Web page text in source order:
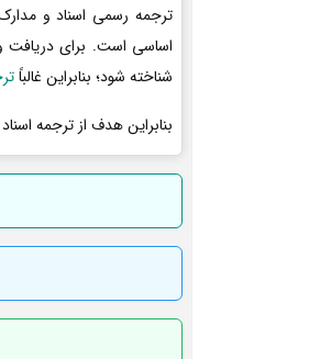
ترجمه رسمی اسناد و
اساسی است. برای دریافت
شناخته شود؛ بنابراین غالباً
بنابراین هدف از ترجمه